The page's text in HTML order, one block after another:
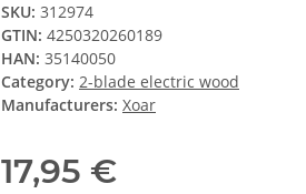
SKU: 312974
GTIN: 4250320260189
HAN: 35140050
Category: 2-blade electric wood
Manufacturers: Xoar
17,95 €